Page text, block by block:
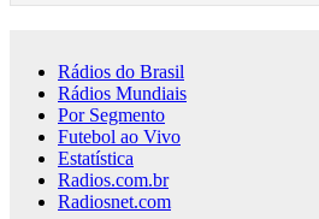
Rádios do Brasil
Rádios Mundiais
Por Segmento
Futebol ao Vivo
Estatística
Radios.com.br
Radiosnet.com